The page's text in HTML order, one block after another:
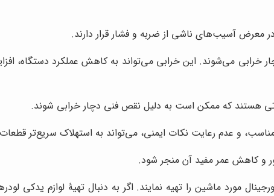
معرض آسیب‌های ناشی از ضربه و فشار قرار دارند.
خرابی می‌شوند. این خرابی می‌تواند به کاهش عملکرد دستگاه،
هستند که ممکن است به دلیل نقص فنی دچار خرابی شوند.
و عدم رعایت نکات ایمنی، می‌تواند به استهلاک سریع‌تر
و کاهش عمر مفید آن منجر شود.
مورد ماشین را تهیه نمایند. اگر به دنبال تهیۀ لوازم یدکی